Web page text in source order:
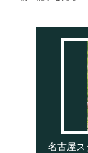
名古屋ス